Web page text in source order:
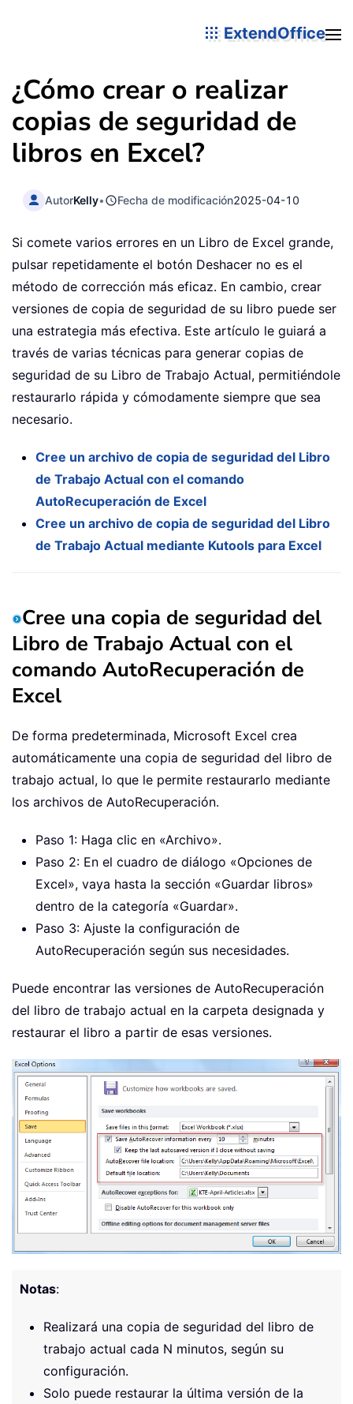
ExtendOffice
¿Cómo crear o realizar
copias de seguridad de
libros en Excel?
AutorKelly• Fecha de modificación2025-04-10
Si comete varios errores en un Libro de Excel grande,
pulsar repetidamente el botón Deshacer no es el
método de corrección más eficaz. En cambio, crear
versiones de copia de seguridad de su libro puede ser
una estrategia más efectiva. Este artículo le guiará a
través de varias técnicas para generar copias de
seguridad de su Libro de Trabajo Actual, permitiéndole
restaurarlo rápida y cómodamente siempre que sea
necesario.
Cree un archivo de copia de seguridad del Libro
de Trabajo Actual con el comando
AutoRecuperación de Excel
Cree un archivo de copia de seguridad del Libro
de Trabajo Actual mediante Kutools para Excel
Cree una copia de seguridad del
Libro de Trabajo Actual con el
comando AutoRecuperación de
Excel
De forma predeterminada, Microsoft Excel crea
automáticamente una copia de seguridad del libro de
trabajo actual, lo que le permite restaurarlo mediante
los archivos de AutoRecuperación.
Paso 1: Haga clic en «Archivo».
Paso 2: En el cuadro de diálogo «Opciones de
Excel», vaya hasta la sección «Guardar libros»
dentro de la categoría «Guardar».
Paso 3: Ajuste la configuración de
AutoRecuperación según sus necesidades.
Puede encontrar las versiones de AutoRecuperación
del libro de trabajo actual en la carpeta designada y
restaurar el libro a partir de esas versiones.
Notas:
Realizará una copia de seguridad del libro de
trabajo actual cada N minutos, según su
configuración.
Solo puede restaurar la última versión de la